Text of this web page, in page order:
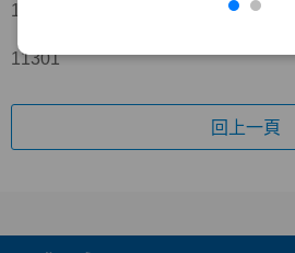
12040
11301
回上一頁